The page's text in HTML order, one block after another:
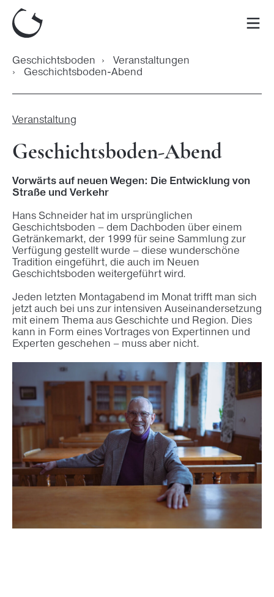
Inhalt
springen
Geschichtsboden › Veranstaltungen
› Geschichtsboden-Abend
Veranstaltung
Geschichtsboden-Abend
Vorwärts auf neuen Wegen: Die Entwicklung von
Straße und Verkehr
Hans Schneider hat im ursprünglichen
Geschichtsboden – dem Dachboden über einem
Getränkemarkt, der 1999 für seine Sammlung zur
Verfügung gestellt wurde – diese wunderschöne
Tradition eingeführt, die auch im Neuen
Geschichtsboden weitergeführt wird.
Jeden letzten Montagabend im Monat trifft man sich
jetzt auch bei uns zur intensiven Auseinandersetzung
mit einem Thema aus Geschichte und Region. Dies
kann in Form eines Vortrages von Expertinnen und
Experten geschehen – muss aber nicht.